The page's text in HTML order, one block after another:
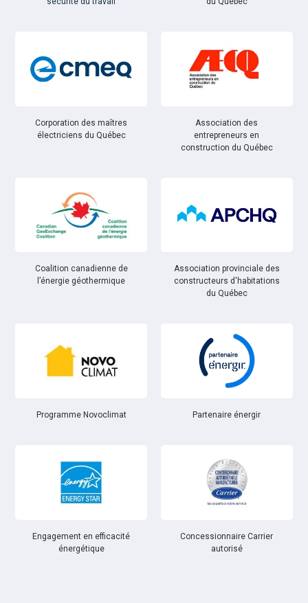
Corporation des maîtres
électriciens du Québec
Association des
entrepreneurs en
construction du Québec
Coalition canadienne de
l’énergie géothermique
Association provinciale des
constructeurs d'habitations
du Québec
Programme Novoclimat Partenaire énergir
Engagement en efficacité
énergétique
Concessionnaire Carrier
autorisé